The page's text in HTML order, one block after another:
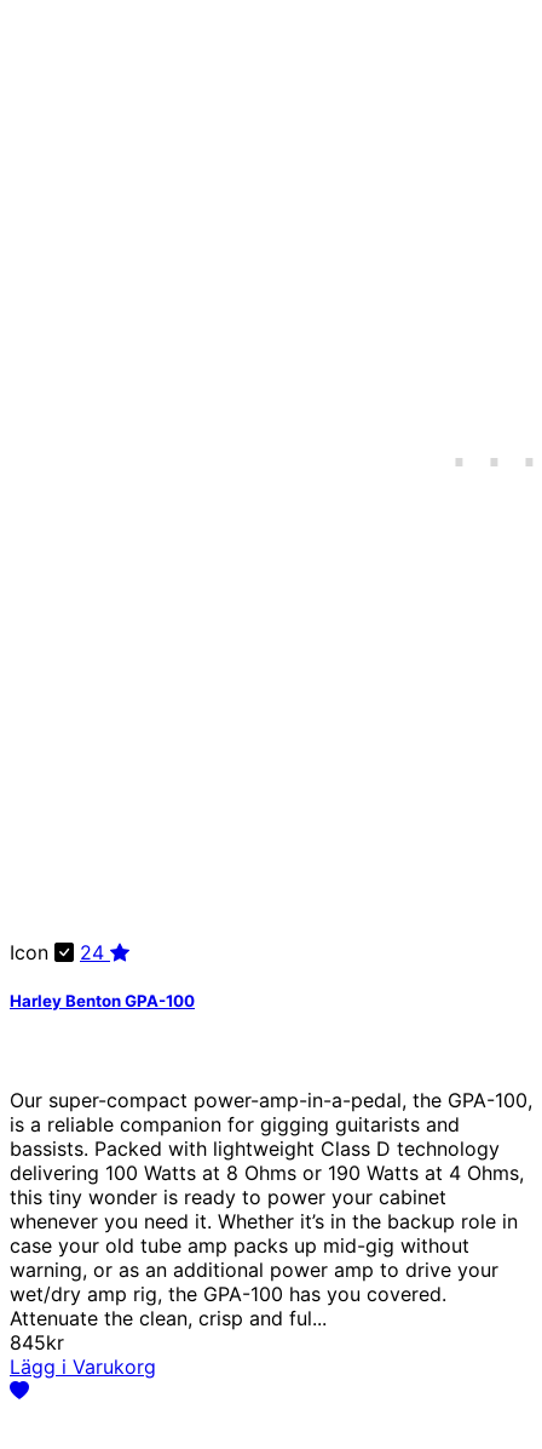
Icon 24
Harley Benton GPA-100
Our super-compact power-amp-in-a-pedal, the GPA-100,
is a reliable companion for gigging guitarists and
bassists. Packed with lightweight Class D technology
delivering 100 Watts at 8 Ohms or 190 Watts at 4 Ohms,
this tiny wonder is ready to power your cabinet
whenever you need it. Whether it’s in the backup role in
case your old tube amp packs up mid-gig without
warning, or as an additional power amp to drive your
wet/dry amp rig, the GPA-100 has you covered.
Attenuate the clean, crisp and ful...
845kr
Lägg i Varukorg